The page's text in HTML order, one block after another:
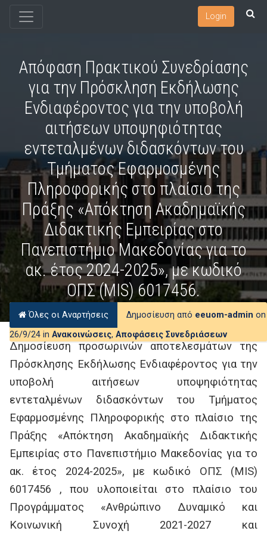
Login
Απόφαση Πρακτικού Συνεδρίασης
για την Πρόσκληση Εκδήλωσης
Ενδιαφέροντος για την υποβολή
αιτήσεων υποψηφιότητας
εντεταλμένων διδασκόντων του
Τμήματος Εφαρμοσμένης
Πληροφορικής στο πλαίσιο της
Πράξης «Απόκτηση Ακαδημαϊκής
Διδακτικής Εμπειρίας στο
Πανεπιστήμιο Μακεδονίας για το
ακ. έτος 2024-2025», με κωδικό
ΟΠΣ (MIS) 6017456.
Όλες οι Αναρτήσεις Δημοσίευση από eeuom-admin on
26/9/24 in Ανακοινώσεις, Αποφάσεις Συνεδριάσεων
Δημοσίευση προσωρινών αποτελεσμάτων της
Πρόσκλησης Εκδήλωσης Ενδιαφέροντος για την
υποβολή αιτήσεων υποψηφιότητας
εντεταλμένων διδασκόντων του Τμήματος
Εφαρμοσμένης Πληροφορικής στο πλαίσιο της
Πράξης «Απόκτηση Ακαδημαϊκής Διδακτικής
Εμπειρίας στο Πανεπιστήμιο Μακεδονίας για το
ακ. έτος 2024-2025», με κωδικό ΟΠΣ (MIS)
6017456 , που υλοποιείται στο πλαίσιο του
Προγράμματος «Ανθρώπινο Δυναμικό και
Κοινωνική Συνοχή 2021-2027 και